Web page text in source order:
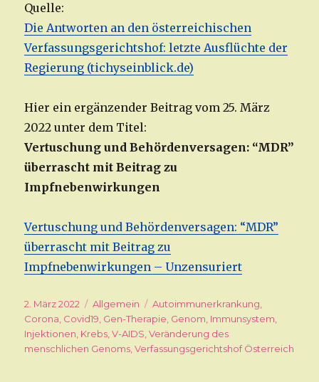
Quelle:
Die Antworten an den österreichischen
Verfassungsgerichtshof: letzte Ausflüchte der
Regierung (tichyseinblick.de)
Hier ein ergänzender Beitrag vom 25. März
2022 unter dem Titel:
Vertuschung und Behördenversagen: “MDR”
überrascht mit Beitrag zu
Impfnebenwirkungen
Vertuschung und Behördenversagen: “MDR”
überrascht mit Beitrag zu
Impfnebenwirkungen – Unzensuriert
Veröffentlicht
am
2. März 2022 Kategorien
Allgemein Schlagwörter
Autoimmunerkrankung,
Corona, Covid19, Gen-Therapie, Genom, Immunsystem,
Injektionen, Krebs,V-AIDS,Veränderung des
menschlichen Genoms,Verfassungsgerichtshof Österreich